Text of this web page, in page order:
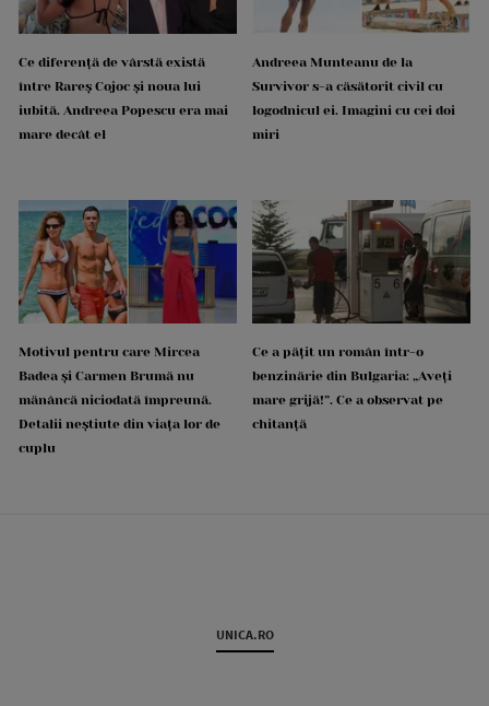
Ce diferență de vârstă există
între Rareș Cojoc și noua lui
iubită. Andreea Popescu era mai
mare decât el
Andreea Munteanu de la
Survivor s-a căsătorit civil cu
logodnicul ei. Imagini cu cei doi
miri
Motivul pentru care Mircea
Badea și Carmen Brumă nu
mănâncă niciodată împreună.
Detalii neștiute din viața lor de
cuplu
Ce a pățit un român într-o
benzinărie din Bulgaria: „Aveți
mare grijă!”. Ce a observat pe
chitanță
UNICA.RO